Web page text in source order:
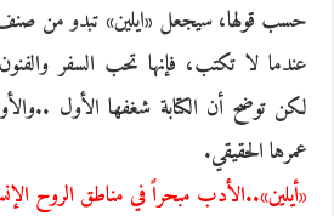
حسب قولها، سيجعل «ايلين» تبدو من
عندما لا تكتب، فإنها تحب السفر
لكن توضح أن الكتابة شغفها الأول
عمرها الحقيقي.
«أيلين»..الأدب مبحراً في مناطق الروح